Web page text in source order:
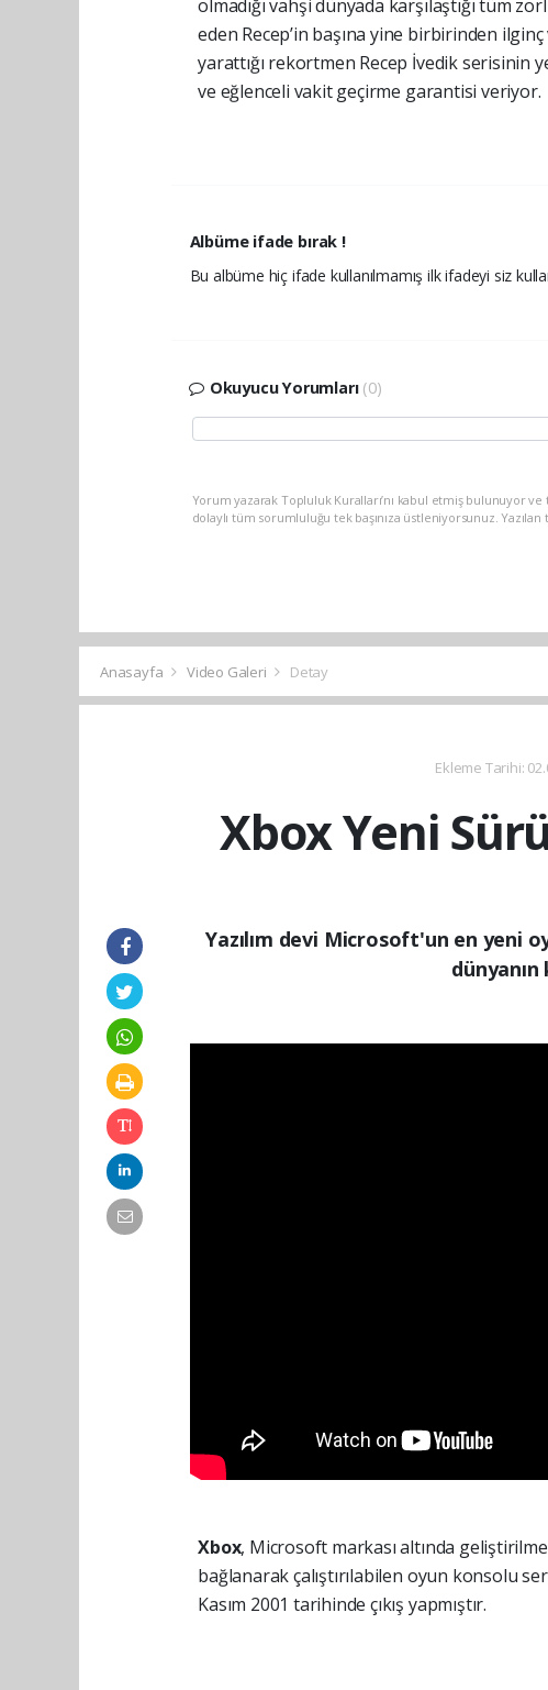
olmadığı vahşi dünyada karşılaştığı tüm
eden Recep’in başına yine birbirinden
yarattığı rekortmen Recep İvedik serisinin
ve eğlenceli vakit geçirme garantisi veriyor.
Albüme ifade bırak !
Bu albüme hiç ifade kullanılmamış ilk ifadeyi siz
Okuyucu Yorumları (0)
Yorum yazarak Topluluk Kuralları’nı kabul etmiş bulunuyor
dolaylı tüm sorumluluğu tek başınıza üstleniyorsunuz.
Anasayfa Video Galeri Detay
Ekleme Tarihi:
Xbox Yeni
Yazılım devi Microsoft'un en yeni
dünyanın
Xbox, Microsoft markası altında
bağlanarak çalıştırılabilen oyun konsolu
Kasım 2001 tarihinde çıkış yapmıştır.